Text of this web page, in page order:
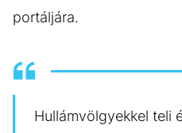
portáljára.
Hullámvölgyekkel teli